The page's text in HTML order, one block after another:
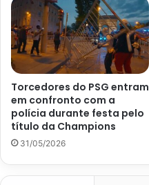
Torcedores do PSG entram
em confronto com a
polícia durante festa pelo
título da Champions
31/05/2026